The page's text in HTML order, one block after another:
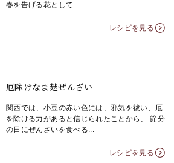
春を告げる花として...
レシピを見る
厄除けなま麸ぜんざい
関西では、小豆の赤い色には、邪気を祓い、厄
を除ける力があると信じられたことから、 節分
の日にぜんざいを食べる...
レシピを見る